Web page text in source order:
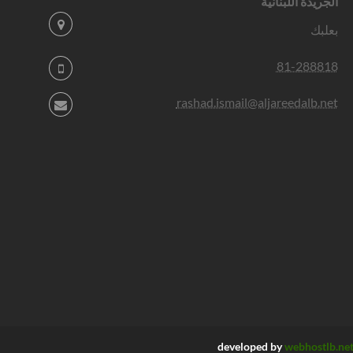
بعلبك
81-288818
rashad.ismail@aljareedalb.net
developed bywebhostlb.net